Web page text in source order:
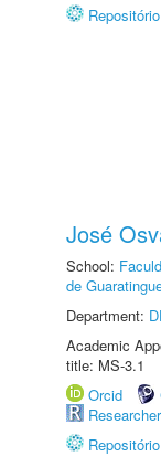
José
School:
de
Department:
Academic
title: MS-3.1
Orcid